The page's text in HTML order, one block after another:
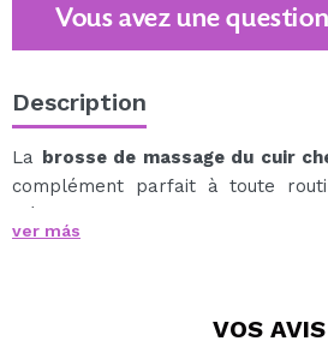
Vous avez une
Description
La brosse de massage du cuir
complément parfait à toute
idéale pour le shampooing des
Fournit un massage de la tête
à de nombreuses surfaces
ver más
VOS AVIS